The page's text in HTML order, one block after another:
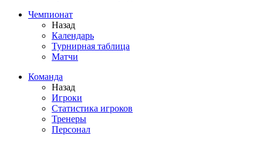
Чемпионат
Назад
Календарь
Турнирная таблица
Матчи
Команда
Назад
Игроки
Статистика игроков
Тренеры
Персонал